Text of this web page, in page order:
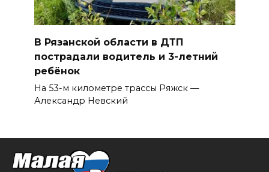
В Рязанской области в ДТП
пострадали водитель и 3-летний
ребёнок
На 53-м километре трассы Ряжск —
Александр Невский